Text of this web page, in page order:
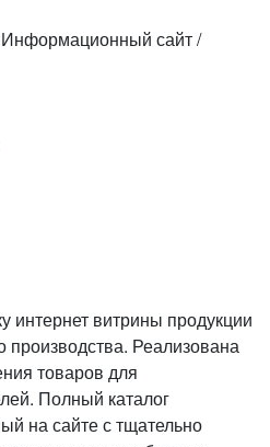
свой пароль?
Информационный сайт /
интернет витрины продукции
производства. Реализована
товаров для
Полный каталог
на сайте с тщательно